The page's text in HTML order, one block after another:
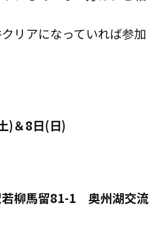
リアになっていれば参加
)＆8日(日)
若柳馬留81-1 奥州湖交流